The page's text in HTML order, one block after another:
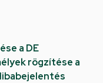
a DE
rögzítése a